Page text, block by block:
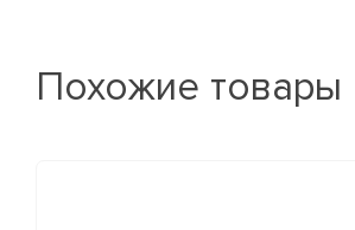
Похожие товары